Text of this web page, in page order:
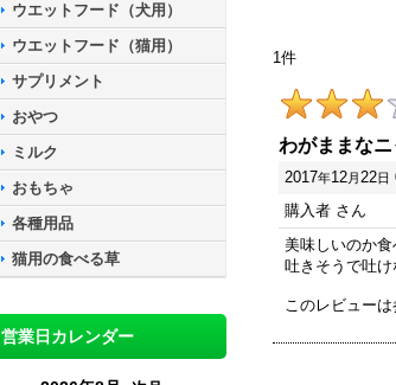
ウエットフード（犬用）
ウエットフード（猫用）
サプリメント
おやつ
ミルク
おもちゃ
各種用品
猫用の食べる草
営業日カレンダー
1件
わがままな
2017年12月22日
購入者 さん
美味しいのか食
吐きそうで吐
このレビュー